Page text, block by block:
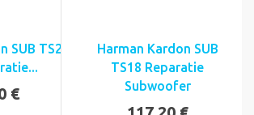
SUB TS2
€
Harman Kardon SUB
TS18 Reparatie
Subwoofer